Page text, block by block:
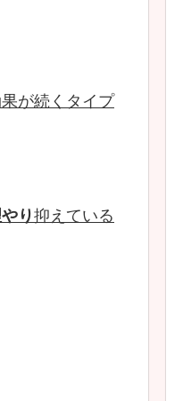
が続くタイプ
り抑えている